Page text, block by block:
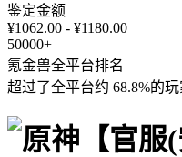
鉴定金额
¥1062.00 - ¥1180.00
50000+
氪金兽全平台排名
超过了全平台约 68.8%的玩